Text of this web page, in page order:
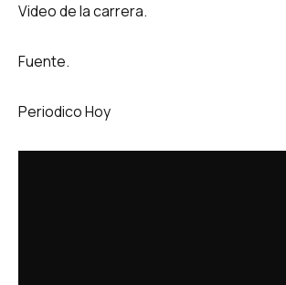
Video de la carrera.
Fuente.
Periodico Hoy